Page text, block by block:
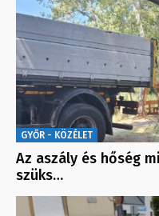
GYŐR - KÖZÉLET
Az aszály és hőség
szüks…